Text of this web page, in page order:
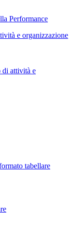
Performance
e organizzazione
di attività e
tabellare